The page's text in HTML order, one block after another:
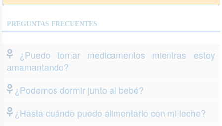
PREGUNTAS FRECUENTES
¿Puedo tomar medicamentos mientras estoy
amamantando?
¿Podemos dormir junto al bebé?
¿Hasta cuándo puedo alimentarlo con mi leche?